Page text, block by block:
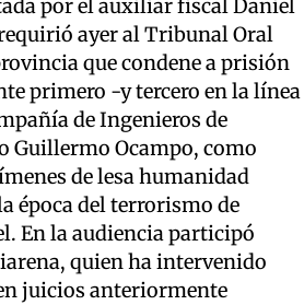
por el auxiliar fiscal Daniel
ayer al Tribunal Oral
que condene a prisión
primero -y tercero en la línea
de Ingenieros de
Guillermo Ocampo, como
de lesa humanidad
época del terrorismo de
En la audiencia participó
quien ha intervenido
juicios anteriormente